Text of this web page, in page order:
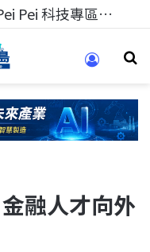
科技人的經驗傳承地！在 Pei Pei 科技專區，與學弟妹交流最硬核的技術
融人才向外